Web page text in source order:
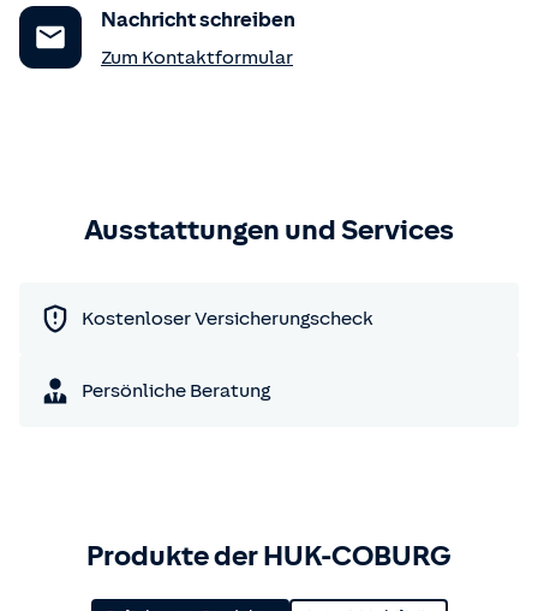
Nachricht schreiben
Zum Kontaktformular
Ausstattungen und Services
Kostenloser Versicherungscheck
Persönliche Beratung
Produkte der HUK-COBURG